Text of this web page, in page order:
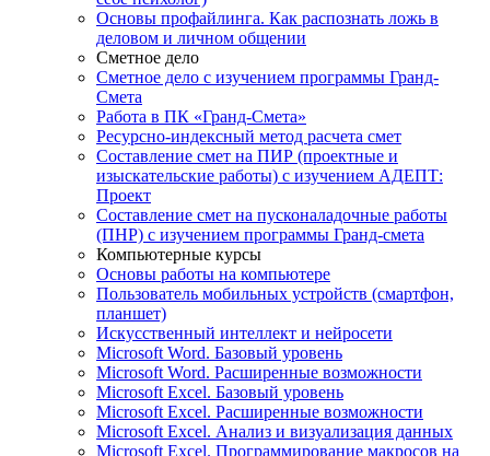
Основы профайлинга. Как распознать ложь в
деловом и личном общении
Сметное дело
Сметное дело с изучением программы Гранд-
Смета
Работа в ПК «Гранд-Смета»
Ресурсно-индексный метод расчета смет
Составление смет на ПИР (проектные и
изыскательские работы) с изучением АДЕПТ:
Проект
Составление смет на пусконаладочные работы
(ПНР) с изучением программы Гранд-смета
Компьютерные курсы
Основы работы на компьютере
Пользователь мобильных устройств (смартфон,
планшет)
Искусственный интеллект и нейросети
Microsoft Word. Базовый уровень
Microsoft Word. Расширенные возможности
Microsoft Excel. Базовый уровень
Microsoft Excel. Расширенные возможности
Microsoft Excel. Анализ и визуализация данных
Microsoft Excel. Программирование макросов на